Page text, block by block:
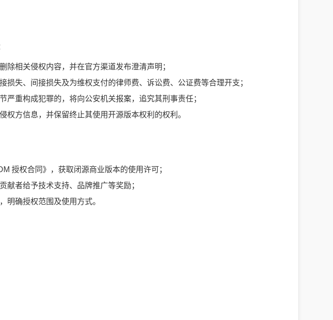
除相关侵权内容，并在官方渠道发布澄清声明；
失、间接损失及为维权支付的律师费、诉讼费、公证费等合理开支；
重构成犯罪的，将向公安机关报案，追究其刑事责任；
权方信息，并保留终止其使用开源版本权利的权利。
授权合同》，获取闭源商业版本的使用许可；
献者给予技术支持、品牌推广等奖励；
明确授权范围及使用方式。